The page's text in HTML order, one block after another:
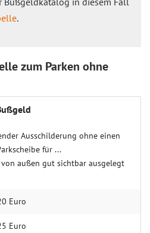
.
zum Parken ohne
Ausschilderung ohne einen
für ...
außen gut sichtbar ausgelegt
Euro
Euro